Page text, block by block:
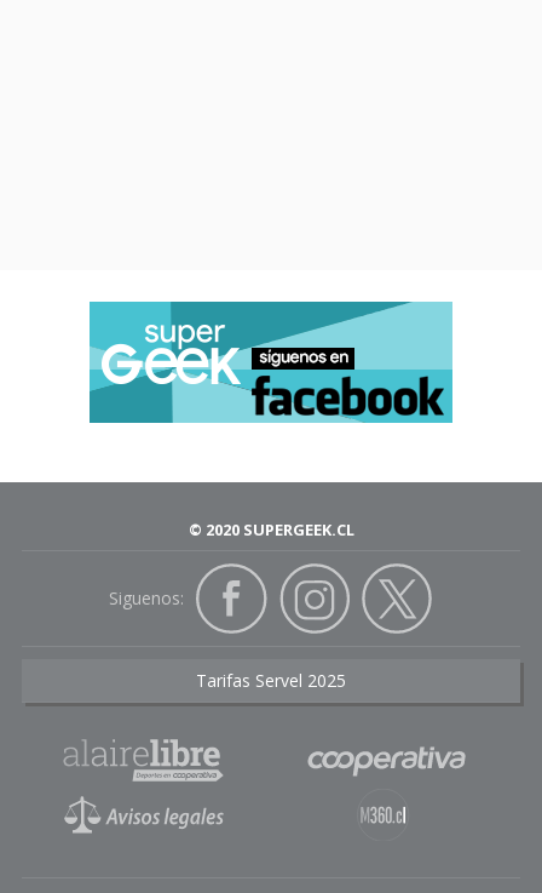
© 2020 SUPERGEEK.CL
Siguenos:
Tarifas Servel 2025